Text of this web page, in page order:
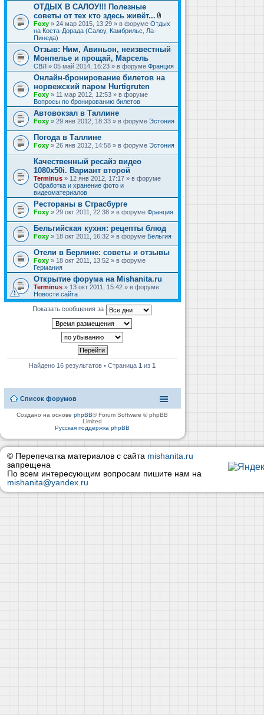
ОТДЫХ В САЛОУ!!! Полезные
советы от тех кто здесь живёт...
В
л
ж
е
и
я
Foxy » 24 мар 2015, 13:29 » в форуме Отдых
на Коста-Дорада (Салоу, Камбрильс, Ла-
Пинеда)
Отзыв: Ним, Авиньон, неизвестный
Монпелье и прощай, Марсель
СВЛ » 05 май 2014, 16:23 » в форуме Франция
Онлайн-бронирование билетов на
норвежский паром Hurtigruten
Foxy » 11 мар 2012, 12:53 » в форуме
Вопросы по бронированию билетов
Автовокзал в Таллине
Foxy » 29 янв 2012, 18:33 » в форуме Эстония
Погода в Таллине
Foxy » 26 янв 2012, 14:58 » в форуме Эстония
Качественный ресайз видео
1080x50i. Вариант второй
Terminus » 12 янв 2012, 17:17 » в форуме
Обработка и хранение фото и
видеоматериалов
Рестораны в Страсбурге
Foxy » 29 окт 2011, 22:38 » в форуме Франция
Бельгийская кухня: рецепты блюд
Foxy » 18 окт 2011, 16:32 » в форуме Бельгия
Отели в Берлине: советы и отзывы
Foxy » 18 окт 2011, 13:52 » в форуме
Германия
Открытие форума на Mishanita.ru
Terminus » 13 окт 2011, 15:42 » в форуме
Новости сайта
Показать сообщения за
Найдено 16 результатов • Страница1 из1
Список форумов
Создано на основеphpBB® Forum Software © phpBB
Limited
Русская поддержка phpBB
© Перепечатка материалов с сайта mishanita.ru
запрещена
По всем интересующим вопросам пишите нам на
mishanita@yandex.ru